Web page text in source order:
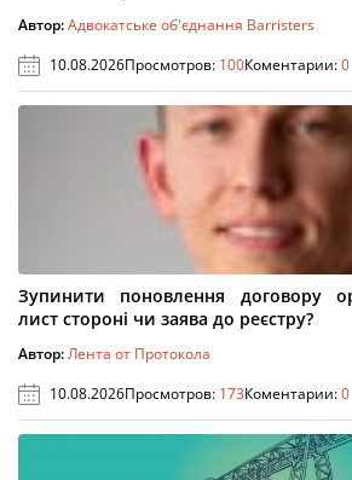
Автор:Адвокатське об'єднання Barristers
10.08.2026Просмотров: 100Коментарии:0
Зупинити поновлення договору
лист стороні чи заява до реєстру?
Автор:Лента от Протокола
10.08.2026Просмотров: 173Коментарии:0